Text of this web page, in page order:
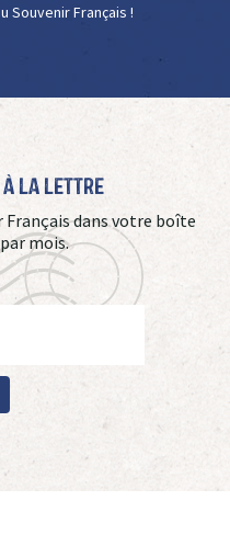
Souvenir Français !
La Lettre
Français dans votre boîte
mois.